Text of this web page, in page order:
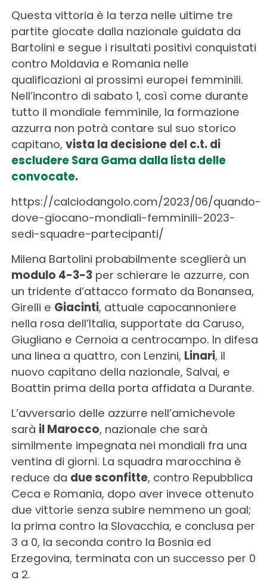
Questa vittoria è la terza nelle ultime tre
partite giocate dalla nazionale guidata da
Bartolini e segue i risultati positivi conquistati
contro Moldavia e Romania nelle
qualificazioni ai prossimi europei femminili.
Nell’incontro di sabato 1, così come durante
tutto il mondiale femminile, la formazione
azzurra non potrà contare sul suo storico
capitano, vista la decisione del c.t. di
escludere Sara Gama dalla lista delle
convocate.
https://calciodangolo.com/2023/06/quando-
dove-giocano-mondiali-femminili-2023-
sedi-squadre-partecipanti/
Milena Bartolini probabilmente sceglierà un
modulo 4-3-3per schierare le azzurre, con
un tridente d’attacco formato da Bonansea,
Girelli e Giacinti, attuale capocannoniere
nella rosa dell’Italia, supportate da Caruso,
Giugliano e Cernoia a centrocampo. In difesa
una linea a quattro, con Lenzini, Linari, il
nuovo capitano della nazionale, Salvai, e
Boattin prima della porta affidata a Durante.
L’avversario delle azzurre nell’amichevole
sarà il Marocco, nazionale che sarà
similmente impegnata nei mondiali fra una
ventina di giorni. La squadra marocchina è
reduce da due sconfitte, contro Repubblica
Ceca e Romania, dopo aver invece ottenuto
due vittorie senza subire nemmeno un goal;
la prima contro la Slovacchia, e conclusa per
3 a 0, la seconda contro la Bosnia ed
Erzegovina, terminata con un successo per 0
a 2.